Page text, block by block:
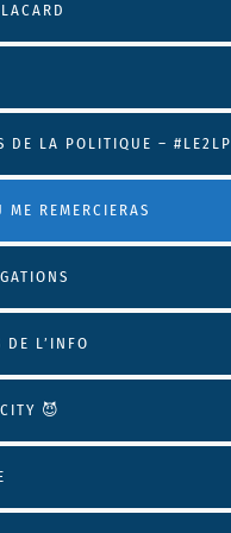
DE LA POLITIQUE – #LE2LP
REMERCIERAS
DE L’INFO
😈